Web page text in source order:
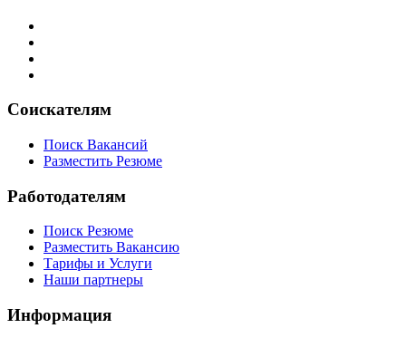
Соискателям
Поиск Вакансий
Разместить Резюме
Работодателям
Поиск Резюме
Разместить Вакансию
Тарифы и Услуги
Наши партнеры
Информация